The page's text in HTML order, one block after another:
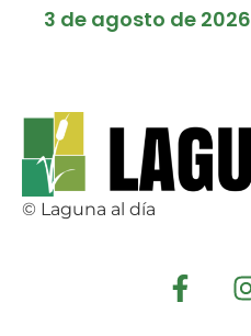
3 de agosto de 2026
© Laguna al día